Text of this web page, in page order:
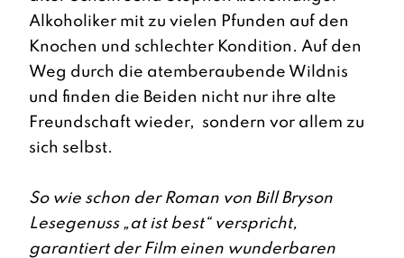
Alkoholiker mit zu vielen Pfunden auf den
Knochen und schlechter Kondition. Auf den
Weg durch die atemberaubende Wildnis
und finden die Beiden nicht nur ihre alte
Freundschaft wieder, sondern vor allem zu
sich selbst.
So wie schon der Roman von Bill Bryson
Lesegenuss „at ist best“ verspricht,
garantiert der Film einen wunderbaren